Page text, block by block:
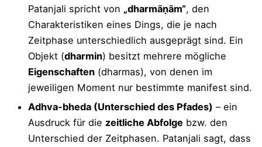
Patanjali spricht von „dharmāṇām“, den
Charakteristiken eines Dings, die je nach
Zeitphase unterschiedlich ausgeprägt sind. Ein
Objekt (dharmin) besitzt mehrere mögliche
Eigenschaften (dharmas), von denen im
jeweiligen Moment nur bestimmte manifest sind.
Adhva-bheda (Unterschied des Pfades) – ein
Ausdruck für die zeitliche Abfolge bzw. den
Unterschied der Zeitphasen. Patanjali sagt, dass